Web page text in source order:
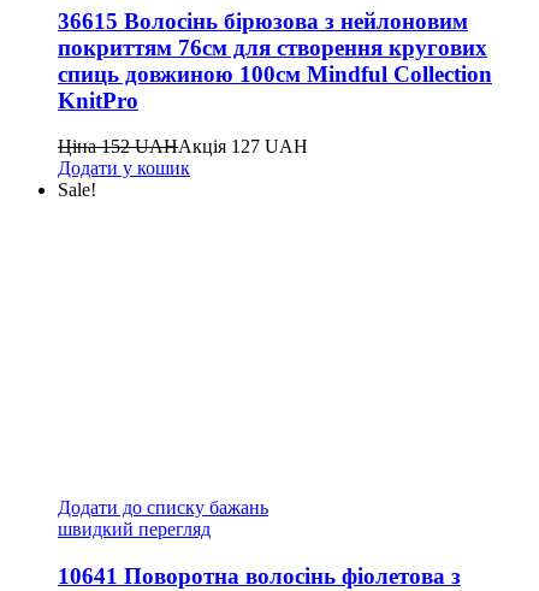
36615 Волосінь бірюзова з нейлоновим
покриттям 76см для створення кругових
спиць довжиною 100см Mindful Collection
KnitPro
Ціна152UAHАкція 127 UAH
Додати у кошик
Sale!
Додати до списку бажань
швидкий перегляд
10641 Поворотна волосінь фіолетова з